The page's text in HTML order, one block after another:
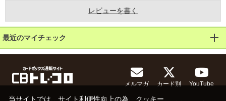
レビューを書く
最近のマイチェック
メルマガ カード別 YouTube
当サイトでは、サイト利便性向上の為、クッキー